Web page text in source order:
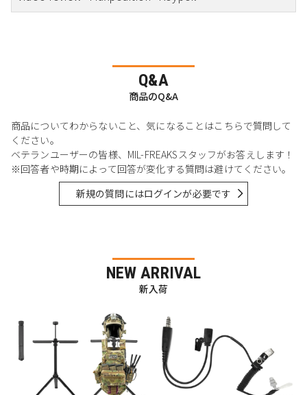
Q&A
商品のQ&A
商品についてわからないこと、気になることはこちらで質問して
ください。
ベテランユーザーの皆様、MIL-FREAKSスタッフがお答えします！
※回答者や時期によって回答が変化する質問は避けてください。
新規の質問にはログインが必要です
NEW ARRIVAL
新入荷